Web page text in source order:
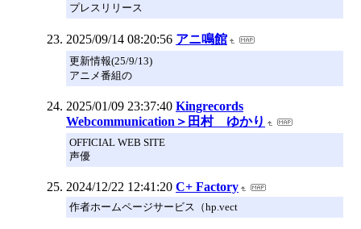
プレスリリース
2025/09/14 08:20:56 アニ鳴館
更新情報(25/9/13)
アニメ番組の
2025/01/09 23:37:40 Kingrecords
Webcommunication＞田村 ゆかり
OFFICIAL WEB SITE
声優
2024/12/22 12:41:20 C+ Factory
作者ホームページサービス（hp.vect